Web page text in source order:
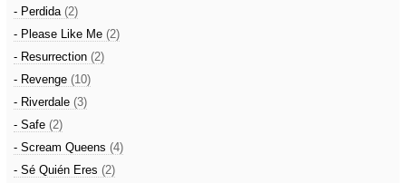
- Perdida (2)
- Please Like Me (2)
- Resurrection (2)
- Revenge (10)
- Riverdale (3)
- Safe (2)
- Scream Queens (4)
- Sé Quién Eres (2)